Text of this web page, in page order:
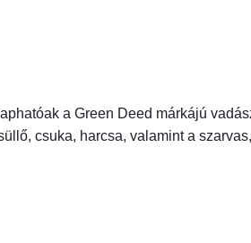
a Green Deed márkájú
csuka, harcsa, valamint a szarvas,